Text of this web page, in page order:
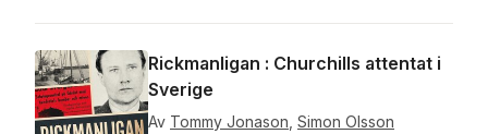
Rickmanligan : Churchills attentat i
Sverige
Av Tommy Jonason Simon Olsson